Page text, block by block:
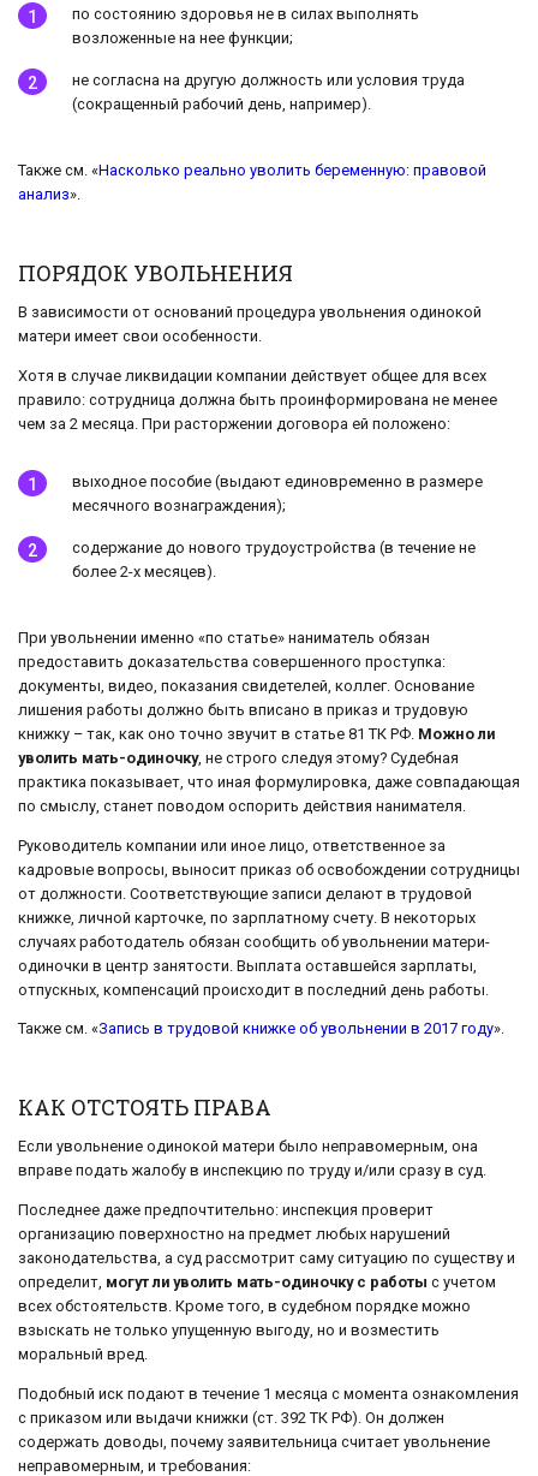
по состоянию здоровья не в силах выполнять
возложенные на нее функции;
не согласна на другую должность или условия труда
(сокращенный рабочий день, например).
Также см. «Насколько реально уволить беременную: правовой
анализ».
ПОРЯДОК УВОЛЬНЕНИЯ
В зависимости от оснований процедура увольнения одинокой
матери имеет свои особенности.
Хотя в случае ликвидации компании действует общее для всех
правило: сотрудница должна быть проинформирована не менее
чем за 2 месяца. При расторжении договора ей положено:
выходное пособие (выдают единовременно в размере
месячного вознаграждения);
содержание до нового трудоустройства (в течение не
более 2-х месяцев).
При увольнении именно «по статье» наниматель обязан
предоставить доказательства совершенного проступка:
документы, видео, показания свидетелей, коллег. Основание
лишения работы должно быть вписано в приказ и трудовую
книжку – так, как оно точно звучит в статье 81 ТК РФ. Можно ли
уволить мать-одиночку, не строго следуя этому? Судебная
практика показывает, что иная формулировка, даже совпадающая
по смыслу, станет поводом оспорить действия нанимателя.
Руководитель компании или иное лицо, ответственное за
кадровые вопросы, выносит приказ об освобождении сотрудницы
от должности. Соответствующие записи делают в трудовой
книжке, личной карточке, по зарплатному счету. В некоторых
случаях работодатель обязан сообщить об увольнении матери-
одиночки в центр занятости. Выплата оставшейся зарплаты,
отпускных, компенсаций происходит в последний день работы.
Также см. «Запись в трудовой книжке об увольнении в 2017 году».
КАК ОТСТОЯТЬ ПРАВА
Если увольнение одинокой матери было неправомерным, она
вправе подать жалобу в инспекцию по труду и/или сразу в суд.
Последнее даже предпочтительно: инспекция проверит
организацию поверхностно на предмет любых нарушений
законодательства, а суд рассмотрит саму ситуацию по существу и
определит, могут ли уволить мать-одиночку с работы с учетом
всех обстоятельств. Кроме того, в судебном порядке можно
взыскать не только упущенную выгоду, но и возместить
моральный вред.
Подобный иск подают в течение 1 месяца с момента ознакомления
с приказом или выдачи книжки (ст. 392 ТК РФ). Он должен
содержать доводы, почему заявительница считает увольнение
неправомерным, и требования: